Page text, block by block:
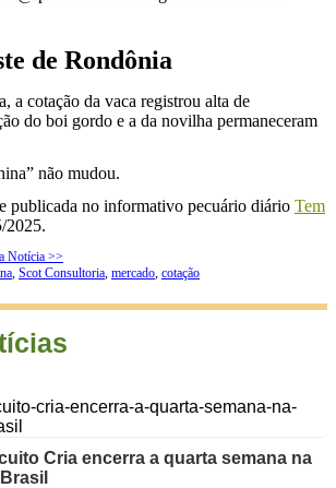
de Rondônia
a cotação da vaca registrou alta de
do boi gordo e a da novilha permaneceram
não mudou.
publicada no informativo pecuário diário Tem
2025.
Notícia >>
Scot Consultoria mercado cotação
Cria encerra a quarta semana na